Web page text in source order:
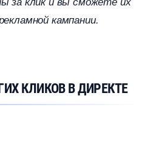
кампании.
КЛИКОВ В ДИРЕКТЕ